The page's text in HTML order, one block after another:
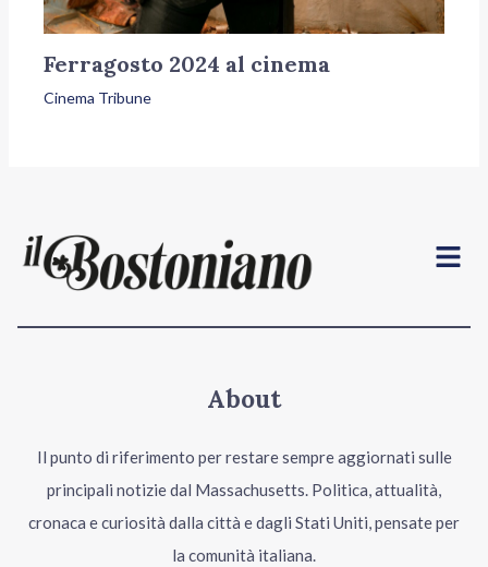
Ferragosto 2024 al cinema
Cinema Tribune
Menu
About
Il punto di riferimento per restare sempre aggiornati sulle
principali notizie dal Massachusetts. Politica, attualità,
cronaca e curiosità dalla città e dagli Stati Uniti, pensate per
la comunità italiana.